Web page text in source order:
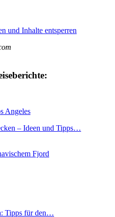
und Inhalte entsperren
– Ideen und Tipps…
Tipps für den…